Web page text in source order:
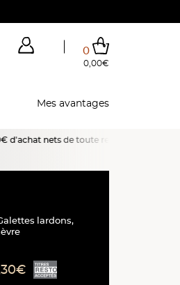
0
0,00€
au service choisiMes avantages
toute remise, promotion ou offre
lardons,